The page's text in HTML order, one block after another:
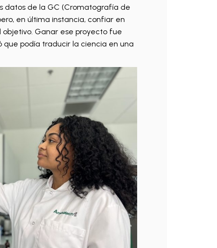
datos de la GC (Cromatografía de
en última instancia, confiar en
objetivo. Ganar ese proyecto fue
podía traducir la ciencia en una